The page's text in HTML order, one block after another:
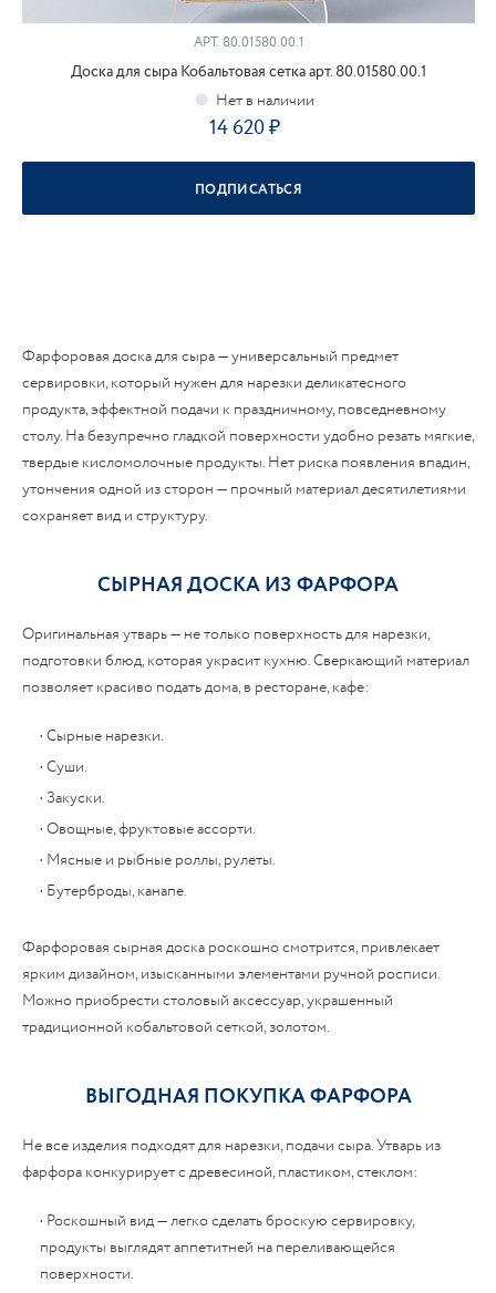
АРТ.80.01580.00.1
Доска для сыра Кобальтовая сетка арт. 80.01580.00.1
14 620
ПОДПИСАТЬСЯ
Фарфоровая доска для сыра — универсальный предмет
сервировки, который нужен для нарезки деликатесного
продукта, эффектной подачи к праздничному, повседневному
столу. На безупречно гладкой поверхности удобно резать мягкие,
твердые кисломолочные продукты. Нет риска появления впадин,
утончения одной из сторон — прочный материал десятилетиями
сохраняет вид и структуру.
СЫРНАЯ ДОСКА ИЗ ФАРФОРА
Оригинальная утварь — не только поверхность для нарезки,
подготовки блюд, которая украсит кухню. Сверкающий материал
позволяет красиво подать дома, в ресторане, кафе:
• Сырные нарезки.
• Суши.
• Закуски.
• Овощные, фруктовые ассорти.
• Мясные и рыбные роллы, рулеты.
• Бутерброды, канапе.
Фарфоровая сырная доска роскошно смотрится, привлекает
ярким дизайном, изысканными элементами ручной росписи.
Можно приобрести столовый аксессуар, украшенный
традиционной кобальтовой сеткой, золотом.
ВЫГОДНАЯ ПОКУПКА ФАРФОРА
Не все изделия подходят для нарезки, подачи сыра. Утварь из
фарфора конкурирует с древесиной, пластиком, стеклом:
• Роскошный вид — легко сделать броскую сервировку,
продукты выглядят аппетитней на переливающейся
поверхности.